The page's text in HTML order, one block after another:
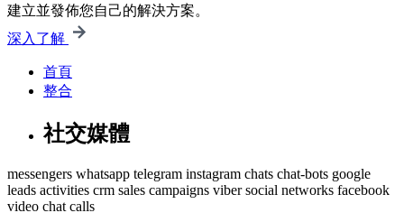
建立並發佈您自己的解決方案。
深入了解
首頁
整合
社交媒體
messengers whatsapp telegram instagram chats chat-bots google
leads activities crm sales campaigns viber social networks facebook
video chat calls